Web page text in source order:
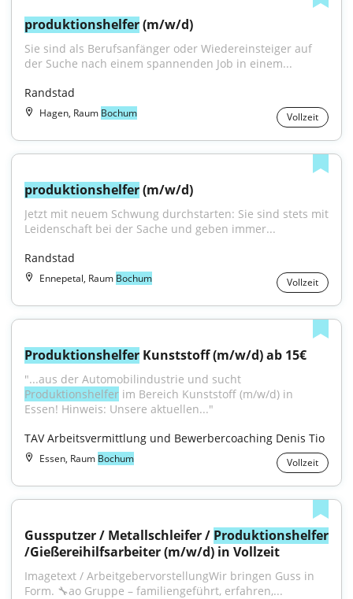
produktionshelfer (m/w/d)
Sie sind als Berufsanfänger oder Wiedereinsteiger auf
der Suche nach einem spannenden Job in einem...
Randstad
Hagen, Raum Bochum Vollzeit
produktionshelfer (m/w/d)
Jetzt mit neuem Schwung durchstarten: Sie sind stets mit
Leidenschaft bei der Sache und geben immer...
Randstad
Ennepetal, Raum Bochum Vollzeit
Produktionshelfer Kunststoff (m/w/d) ab 15€
Produktionshelfer im Bereich Kunststoff (m/w/d) in
Essen! Hinweis: Unsere aktuellen..."
TAV Arbeitsvermittlung und Bewerbercoaching Denis Tio
Essen, Raum Bochum Vollzeit
Gussputzer / Metallschleifer / Produktionshelfer
/Gießereihilfsarbeiter (m/w/d) in Vollzeit
Imagetext / ArbeitgebervorstellungWir bringen Guss in
Form. 🔧ao Gruppe – familiengeführt, erfahren,...